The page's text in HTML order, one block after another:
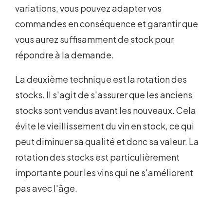
variations, vous pouvez adapter vos
commandes en conséquence et garantir que
vous aurez suffisamment de stock pour
répondre à la demande.
La deuxième technique est la rotation des
stocks. Il s'agit de s'assurer que les anciens
stocks sont vendus avant les nouveaux. Cela
évite le vieillissement du vin en stock, ce qui
peut diminuer sa qualité et donc sa valeur. La
rotation des stocks est particulièrement
importante pour les vins qui ne s'améliorent
pas avec l'âge.